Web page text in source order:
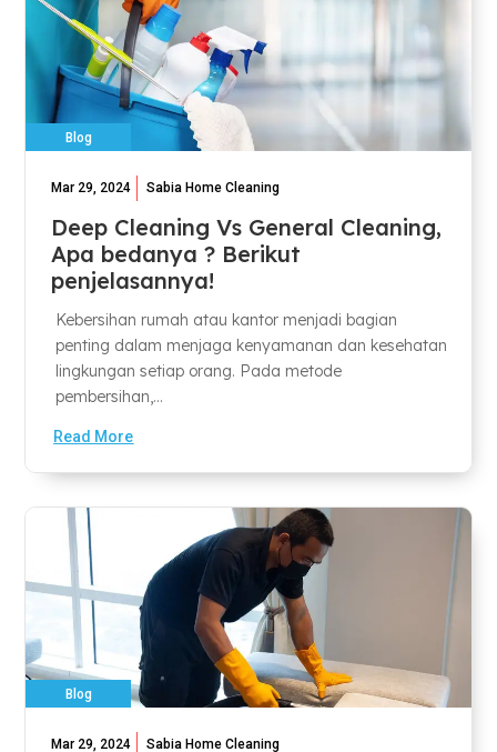
Blog
Mar 29, 2024 Sabia Home Cleaning
Deep Cleaning Vs General Cleaning,
Apa bedanya ? Berikut
penjelasannya!
Kebersihan rumah atau kantor menjadi bagian
penting dalam menjaga kenyamanan dan kesehatan
lingkungan setiap orang. Pada metode
pembersihan,...
Read More
Blog
Mar 29, 2024 Sabia Home Cleaning